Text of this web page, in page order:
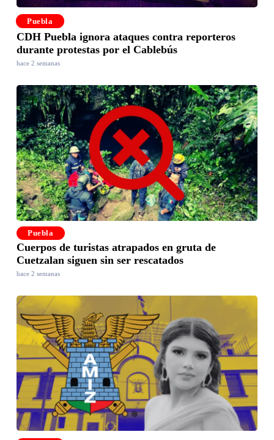
Puebla
CDH Puebla ignora ataques contra reporteros
durante protestas por el Cablebús
hace 2 semanas
Puebla
Cuerpos de turistas atrapados en gruta de
Cuetzalan siguen sin ser rescatados
hace 2 semanas